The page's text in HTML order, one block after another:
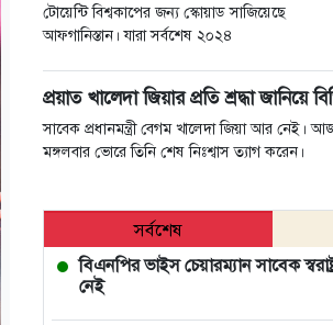
টোয়েন্টি বিশ্বকাপের জন্য স্কোয়াড সাজিয়েছে
আফগানিস্তান। যারা সর্বশেষ ২০২৪
প্রয়াত খালেদা জিয়ার প্রতি শ্রদ্ধা জানিয়ে
সাবেক প্রধানমন্ত্রী বেগম খালেদা জিয়া আর নেই।
মঙ্গলবার ভোরে তিনি শেষ নিঃশ্বাস ত্যাগ করেন।
সর্বশেষ
বিএনপির ভাইস চেয়ারম্যান সাবেক
নেই